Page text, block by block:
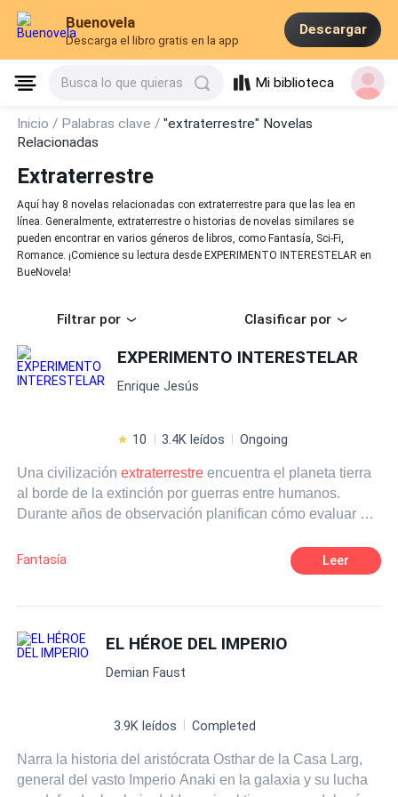
Buenovela
Descarga el libro gratis en la app
Descargar
Busca lo que quieras Mi biblioteca
Inicio / Palabras clave /"extraterrestre" Novelas
Relacionadas
Extraterrestre
Aquí hay 8 novelas relacionadas con extraterrestre para que las lea en
línea. Generalmente, extraterrestre o historias de novelas similares se
pueden encontrar en varios géneros de libros, como Fantasía, Sci-Fi,
Romance. ¡Comience su lectura desde EXPERIMENTO INTERESTELAR en
BueNovela!
Filtrar por Clasificar por
EXPERIMENTO INTERESTELAR
Enrique Jesús
10 3.4K leídos Ongoing
Una civilizaciónextraterrestre encuentra el planeta tierra
al borde de la extinción por guerras entre humanos.
Durante años de observación planifican cómo evaluar y
ejemplar de humanidad para darles la oportunidad de
desarrollar una mejor civilización, que no pusiera en
700 personas con un alto grado de humanidad, los
marcaron con su símbolo aborigen para que pudieran
abordar las naves y el caos comenzó. La situación se
la guerra a los Andros (
extraterrestre
s). Inicio una batalla
humanos. Un juego sin reglas con una misión por bando:
Los marcados: Sobrevivir. Llegar vivos a los refugios
Fantasía Leer
EL HÉROE DEL IMPERIO
Demian Faust
3.9K leídos Completed
Narra la historia del aristócrata Osthar de la Casa Larg,
general del vasto Imperio Anaki en la galaxia y su lucha